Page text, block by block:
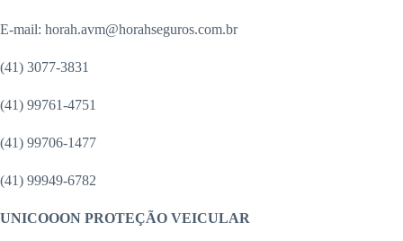
E-mail: horah.avm@horahseguros.com.br
(41) 3077-3831
(41) 99761-4751
(41) 99706-1477
(41) 99949-6782
UNICOOON PROTEÇÃO VEICULAR